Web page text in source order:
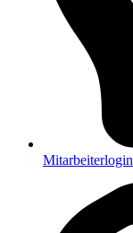
Mitarbeiterlogin